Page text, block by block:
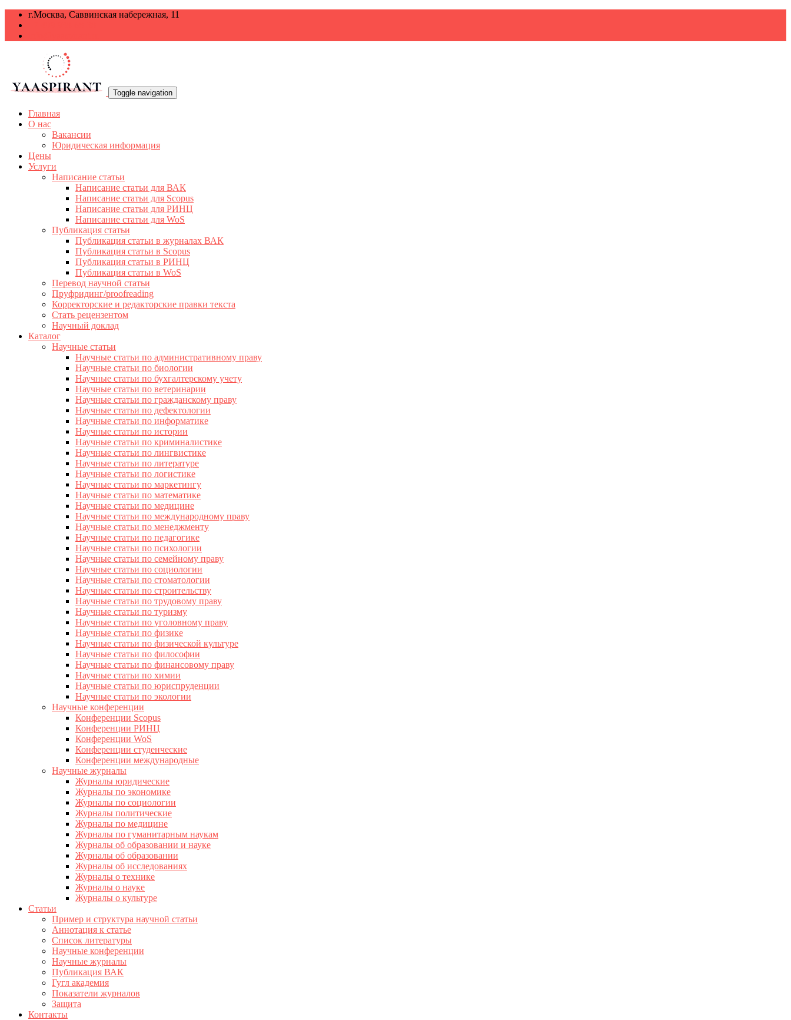
г.Москва, Саввинская набережная, 11
Toggle navigation
Главная
О нас
Вакансии
Юридическая информация
Цены
Услуги
Написание статьи
Написание статьи для ВАК
Написание статьи для Scopus
Написание статьи для РИНЦ
Написание статьи для WoS
Публикация статьи
Публикация статьи в журналах ВАК
Публикация статьи в Scopus
Публикация статьи в РИНЦ
Публикация статьи в WoS
Перевод научной статьи
Пруфридинг/proofreading
Корректорские и редакторские правки текста
Стать рецензентом
Научный доклад
Каталог
Научные статьи
Научные статьи по административному праву
Научные статьи по биологии
Научные статьи по бухгалтерскому учету
Научные статьи по ветеринарии
Научные статьи по гражданскому праву
Научные статьи по дефектологии
Научные статьи по информатике
Научные статьи по истории
Научные статьи по криминалистике
Научные статьи по лингвистике
Научные статьи по литературе
Научные статьи по логистике
Научные статьи по маркетингу
Научные статьи по математике
Научные статьи по медицине
Научные статьи по международному праву
Научные статьи по менеджменту
Научные статьи по педагогике
Научные статьи по психологии
Научные статьи по семейному праву
Научные статьи по социологии
Научные статьи по стоматологии
Научные статьи по строительству
Научные статьи по трудовому праву
Научные статьи по туризму
Научные статьи по уголовному праву
Научные статьи по физике
Научные статьи по физической культуре
Научные статьи по философии
Научные статьи по финансовому праву
Научные статьи по химии
Научные статьи по юриспруденции
Научные статьи по экологии
Научные конференции
Конференции Scopus
Конференции РИНЦ
Конференции WoS
Конференции студенческие
Конференции международные
Научные журналы
Журналы юридические
Журналы по экономике
Журналы по социологии
Журналы политические
Журналы по медицине
Журналы по гуманитарным наукам
Журналы об образовании и науке
Журналы об образовании
Журналы об исследованиях
Журналы о технике
Журналы о науке
Журналы о культуре
Статьи
Пример и структура научной статьи
Аннотация к статье
Список литературы
Научные конференции
Научные журналы
Публикация ВАК
Гугл академия
Показатели журналов
Защита
Контакты